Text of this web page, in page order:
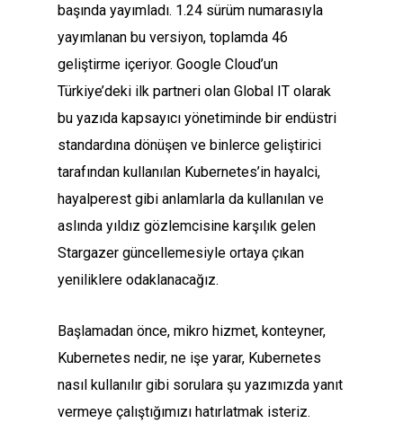
başında yayımladı. 1.24 sürüm numarasıyla
yayımlanan bu versiyon, toplamda 46
geliştirme içeriyor. Google Cloud’un
Türkiye’deki ilk partneri olan Global IT olarak
bu yazıda kapsayıcı yönetiminde bir endüstri
standardına dönüşen ve binlerce geliştirici
tarafından kullanılan Kubernetes’in hayalci,
hayalperest gibi anlamlarla da kullanılan ve
aslında yıldız gözlemcisine karşılık gelen
Stargazer güncellemesiyle ortaya çıkan
yeniliklere odaklanacağız.
Başlamadan önce, mikro hizmet, konteyner,
Kubernetes nedir, ne işe yarar, Kubernetes
nasıl kullanılır gibi sorulara şu yazımızda yanıt
vermeye çalıştığımızı hatırlatmak isteriz.